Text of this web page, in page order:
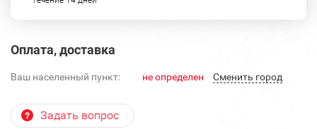
Оплата, доставка
Ваш населенный пункт: не определен Cменить город
Задать вопрос